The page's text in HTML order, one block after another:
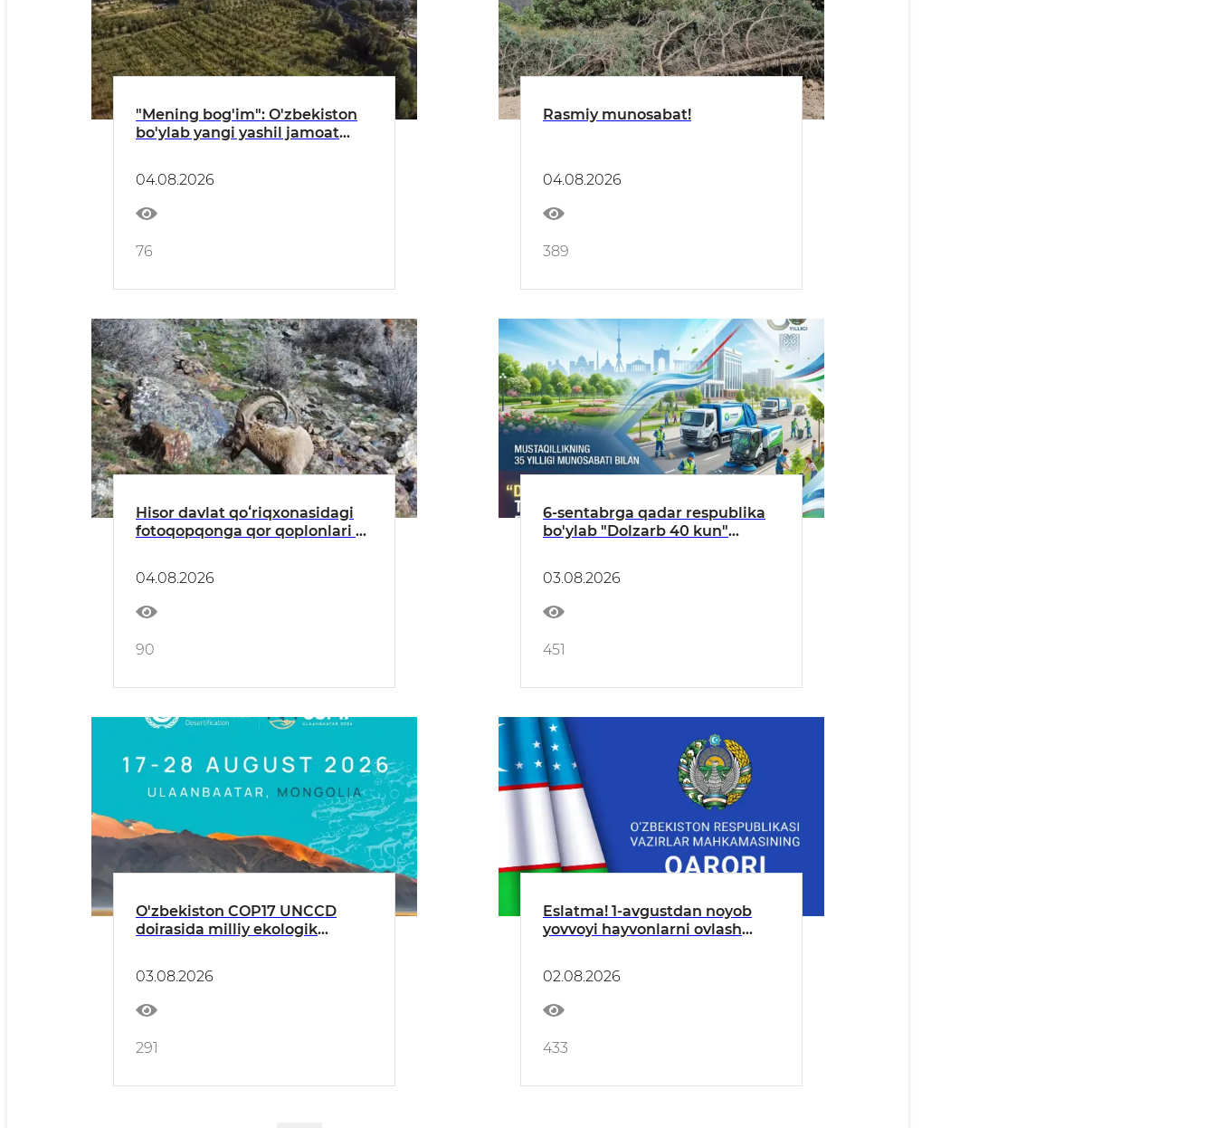
"Mening bog'im": O'zbekiston
bo'ylab yangi yashil jamoat
04.08.2026
76
Rasmiy munosabat!
04.08.2026
389
Hisor davlat qoʻriqxonasidagi
fotoqopqonga qor qoplonlari va
04.08.2026
90
6-sentabrga qadar respublika
bo'ylab "Dolzarb 40 kun"
03.08.2026
451
O'zbekiston COP17 UNCCD
doirasida milliy ekologik
03.08.2026
291
Eslatma! 1-avgustdan noyob
yovvoyi hayvonlarni ovlash
02.08.2026
433